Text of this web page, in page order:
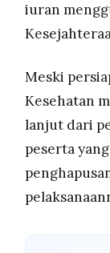
iuran
Meski
Kesehatan
lanjut dari
peserta